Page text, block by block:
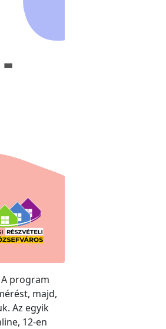
program
majd,
Az egyik
12-en